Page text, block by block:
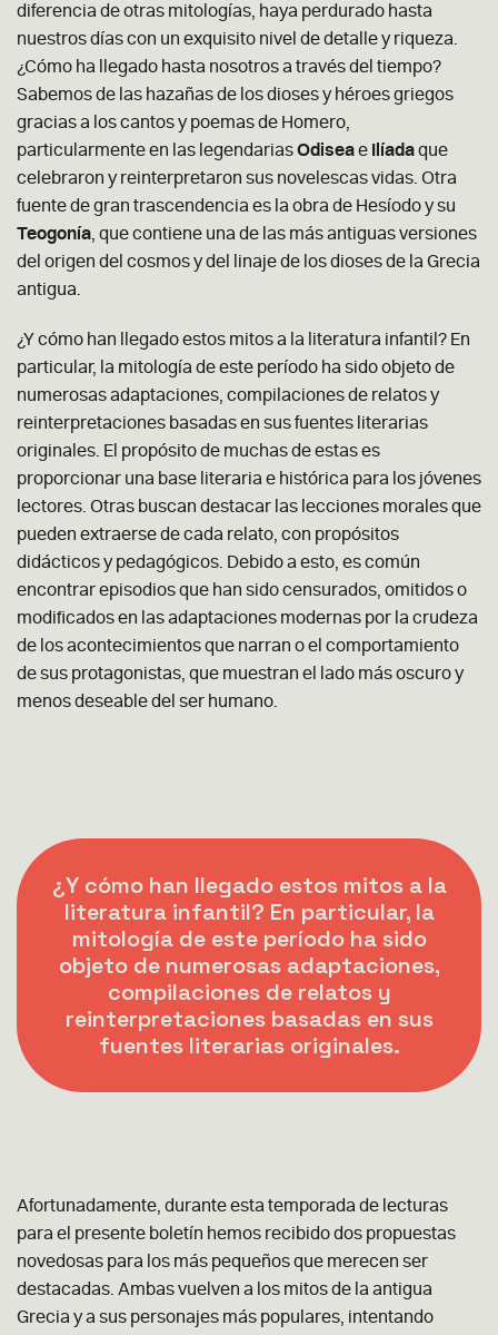
diferencia de otras mitologías, haya perdurado hasta
nuestros días con un exquisito nivel de detalle y riqueza.
¿Cómo ha llegado hasta nosotros a través del tiempo?
Sabemos de las hazañas de los dioses y héroes griegos
gracias a los cantos y poemas de Homero,
particularmente en las legendariasOdiseae Ilíadaque
celebraron y reinterpretaron sus novelescas vidas. Otra
fuente de gran trascendencia es la obra de Hesíodo y su
Teogonía , que contiene una de las más antiguas versiones
del origen del cosmos y del linaje de los dioses de la Grecia
antigua.
¿Y cómo han llegado estos mitos a la literatura infantil? En
particular, la mitología de este período ha sido objeto de
numerosas adaptaciones, compilaciones de relatos y
reinterpretaciones basadas en sus fuentes literarias
originales. El propósito de muchas de estas es
proporcionar una base literaria e histórica para los jóvenes
lectores. Otras buscan destacar las lecciones morales que
pueden extraerse de cada relato, con propósitos
didácticos y pedagógicos. Debido a esto, es común
encontrar episodios que han sido censurados, omitidos o
modificados en las adaptaciones modernas por la crudeza
de los acontecimientos que narran o el comportamiento
de sus protagonistas, que muestran el lado más oscuro y
menos deseable del ser humano.
¿Y cómo han llegado estos mitos a la
literatura infantil? En particular, la
mitología de este período ha sido
objeto de numerosas adaptaciones,
compilaciones de relatos y
reinterpretaciones basadas en sus
fuentes literarias originales.
Afortunadamente, durante esta temporada de lecturas
para el presente boletín hemos recibido dos propuestas
novedosas para los más pequeños que merecen ser
destacadas. Ambas vuelven a los mitos de la antigua
Grecia y a sus personajes más populares, intentando